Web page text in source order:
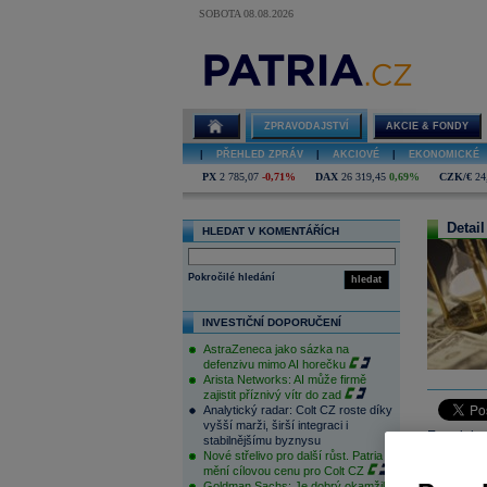
SOBOTA 08.08.2026
ZPRAVODAJSTVÍ AKCIE & FONDY
PŘEHLED ZPRÁV AKCIOVÉ EKONOMICKÉ
PX 2 785,07 -0,71% DAX 26 319,45 0,69% CZK/€
HLEDAT V KOMENTÁŘÍCH
hledat
Pokročilé hledání
INVESTIČNÍ DOPORUČENÍ
AstraZeneca jako sázka na
defenzivu mimo AI horečku
Arista Networks: AI může firmě
zajistit příznivý vítr do zad
Analytický radar: Colt CZ roste díky
vyšší marži, širší integraci i
stabilnějšímu byznysu
Nové střelivo pro další růst. Patria
mění cílovou cenu pro Colt CZ